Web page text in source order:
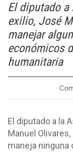
El diputado a
exilio, José
manejar
económicos
humanitaria
El diputado a la
Manuel
maneja